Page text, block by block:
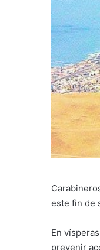
este fin de
En
prevenir